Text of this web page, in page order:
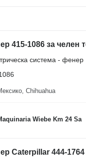
415-1086 за челен
система - фенер
Chihuahua
Wiebe Km 24 Sa
Caterpillar 444-